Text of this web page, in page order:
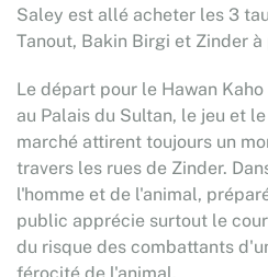
Saley est allé acheter les 3
Tanout, Bakin Birgi et Zinder à
Le départ pour le Hawan
au Palais du Sultan, le jeu et
marché attirent toujours un
travers les rues de Zinder.
l'homme et de l'animal,
public apprécie surtout le
du risque des combattants